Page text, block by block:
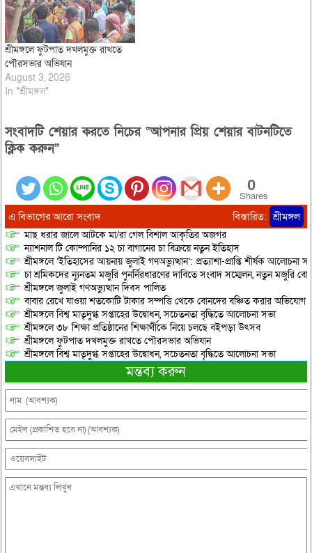
শ্রীমঙ্গলে ফুটপাত দখলমুক্ত রাখতে
পৌরসভার অভিযান
August 3, 2026
In "শ্রীমঙ্গল"
সংবাদটি শেয়ার করতে নিচের “আপনার প্রিয় শেয়ার বাটনটিতে
ক্লিক করুন”
0
Shares
এ বিভাগের আরো সংবাদ বিস্তারিত: শ্রীমঙ্গল
মাছ ধরার জালে আটকে মা/রা গেল বিশাল আকৃতির অজগর
ন্যাশনাল টি কোম্পানির ১২ চা বাগানের চা বিক্রয়ে নতুন ইতিহাস
শ্রীমঙ্গলে ‘ইতিহাসের আয়নায় জুলাই গণঅভ্যুত্থান’: প্রত্যাশা-প্রাপ্তি শীর্ষক আলোচনা
চা শ্রমিকদের ন্যুনতম মজুরি পুনর্নিরধারণের দাবিতে সংবাদ সম্মেলন, নতুন মজুরি
শ্রীমঙ্গলে জুলাই গণঅভ্যুত্থান দিবস পালিত
বাবার রেখে যাওয়া শতকোটি টাকার সম্পত্তি থেকে বোনদের বঞ্চিত করার অভিযোগ
শ্রীমঙ্গলে বিশ্ব মাতৃদুগ্ধ সপ্তাহের উদ্বোধন, সচেতনতা বৃদ্ধিতে আলোচনা সভা
শ্রীমঙ্গলে ৩৮ শিক্ষা প্রতিষ্ঠানের শিক্ষার্থীকে নিয়ে চলছে বইপড়া উৎসব
শ্রীমঙ্গলে ফুটপাত দখলমুক্ত রাখতে পৌরসভার অভিযান
শ্রীমঙ্গলে বিশ্ব মাতৃদুগ্ধ সপ্তাহের উদ্বোধন, সচেতনতা বৃদ্ধিতে আলোচনা সভা
মন্তব্য করুন